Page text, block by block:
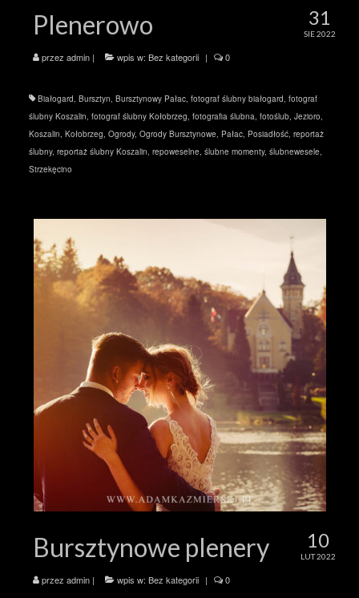
31
SIE 2022
Plenerowo
przez admin | wpis w: Bez kategorii | 0
Białogard, Bursztyn, Bursztynowy Pałac, fotograf ślubny białogard, fotograf
ślubny Koszalin, fotograf ślubny Kołobrzeg, fotografia ślubna, fotoślub, Jezioro,
Koszalin, Kołobrzeg, Ogrody, Ogrody Bursztynowe, Pałac, Posiadłość, reportaż
ślubny, reportaż ślubny Koszalin, repoweselne, ślubne momenty, ślubnewesele,
Strzekęcino
10
LUT 2022
Bursztynowe plenery
przez admin | wpis w: Bez kategorii | 0